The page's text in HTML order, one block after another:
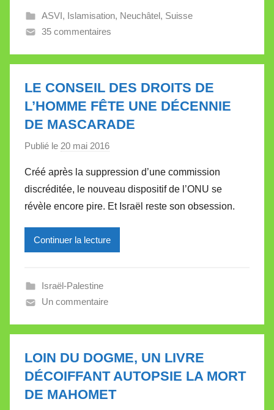
V
a
l
t
t
e
ASVI, Islamisation, Neuchâtel, Suisse
35 commentaires
LE CONSEIL DES DROITS DE
L’HOMME FÊTE UNE DÉCENNIE
DE MASCARADE
Publié le 20 mai 2016
r
M
i
r
e
a
l
e
t
Créé après la suppression d’une commission
discréditée, le nouveau dispositif de l’ONU se
révèle encore pire. Et Israël reste son obsession.
Continuer la lecture
Israël-Palestine
Un commentaire
LOIN DU DOGME, UN LIVRE
DÉCOIFFANT AUTOPSIE LA MORT
DE MAHOMET